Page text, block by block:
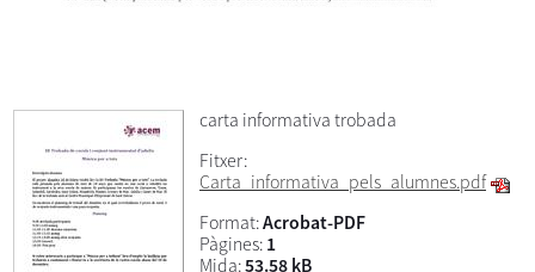
carta informativa trobada
Fitxer:
Carta_informativa_pels_alumnes.pdf
Format:Acrobat-PDF
Pàgines: 1
Mida:53.58 kB